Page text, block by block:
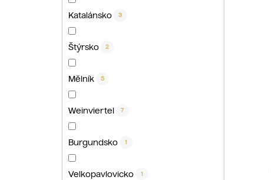
Katalánsko 3
Štýrsko 2
Mělník 5
Weinviertel 7
Burgundsko 1
Velkopavlovicko 1